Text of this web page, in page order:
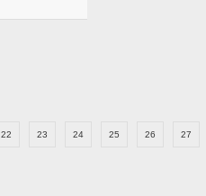
22 23 24 25 26 27